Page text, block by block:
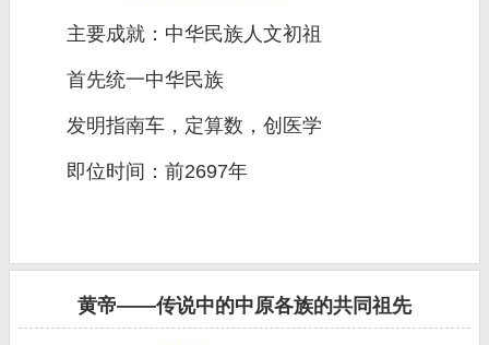
主要成就：中华民族人文初祖
首先统一中华民族
发明指南车，定算数，创医学
即位时间：前2697年
黄帝——传说中的中原各族的共同祖先